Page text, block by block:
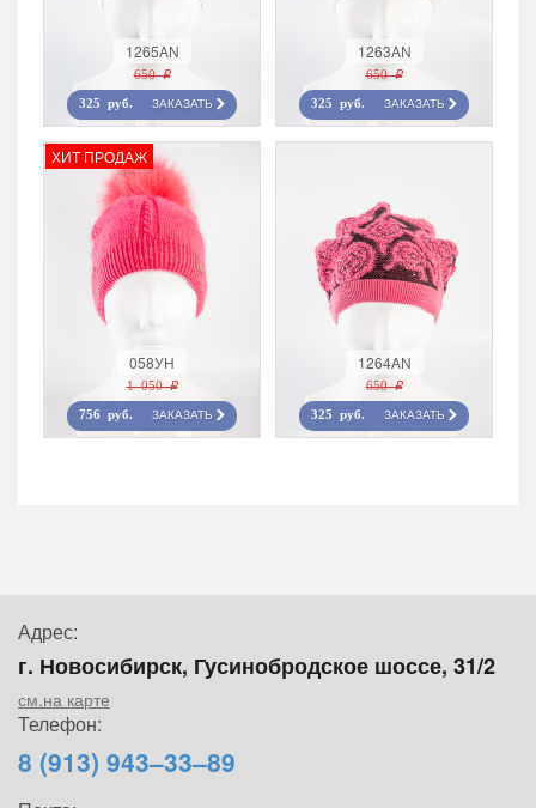
1265AN
650 r
325 руб. ЗАКАЗАТЬ
1263AN
650 r
325 руб. ЗАКАЗАТЬ
ХИТ ПРОДАЖ
058УН
1 050 r
756 руб. ЗАКАЗАТЬ
1264AN
650 r
325 руб. ЗАКАЗАТЬ
Адрес:
г. Новосибирск, Гусинобродское шоссе, 31/2
см.на карте
Телефон:
8 (913) 943–33–89